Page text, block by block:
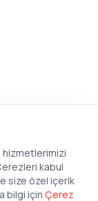
kabul
size özel içerik
bilgi için Çerez